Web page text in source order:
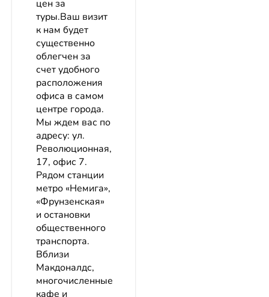
цен за
туры.Ваш визит
к нам будет
существенно
облегчен за
счет удобного
расположения
офиса в самом
центре города.
Мы ждем вас по
адресу: ул.
Революционная,
17, офис 7.
Рядом станции
метро «Немига»,
«Фрунзенская»
и остановки
общественного
транспорта.
Вблизи
Макдоналдс,
многочисленные
кафе и